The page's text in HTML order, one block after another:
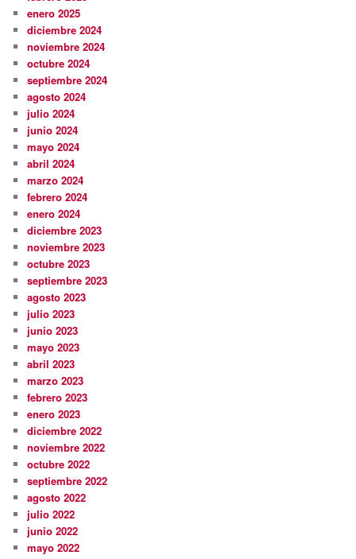
enero 2025
diciembre 2024
noviembre 2024
octubre 2024
septiembre 2024
agosto 2024
julio 2024
junio 2024
mayo 2024
abril 2024
marzo 2024
febrero 2024
enero 2024
diciembre 2023
noviembre 2023
octubre 2023
septiembre 2023
agosto 2023
julio 2023
junio 2023
mayo 2023
abril 2023
marzo 2023
febrero 2023
enero 2023
diciembre 2022
noviembre 2022
octubre 2022
septiembre 2022
agosto 2022
julio 2022
junio 2022
mayo 2022